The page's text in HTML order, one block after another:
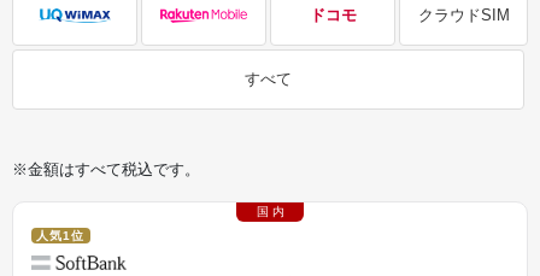
ドコモ クラウドSIM
すべて
※金額はすべて税込です。
国 内
人気1位